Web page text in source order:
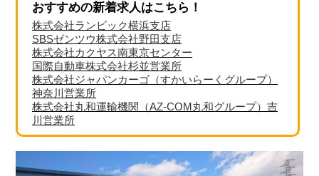
おすすめの新着求人はこちら！
株式会社ランビック横浜支店
SBSゼンツウ株式会社野田支店
株式会社カクヤス南東京センター
国際自動車株式会社杉並営業所
株式会社ジャパンカーゴ（すかいらーくグループ）
神奈川営業所
株式会社丸和運輸機関（AZ-COM丸和グループ）吉
川営業所